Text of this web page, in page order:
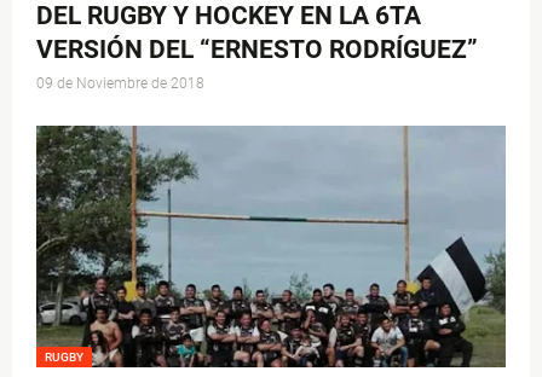
DEL RUGBY Y HOCKEY EN LA 6TA
VERSIÓN DEL “ERNESTO RODRÍGUEZ”
09 de Noviembre de 2018
RUGBY